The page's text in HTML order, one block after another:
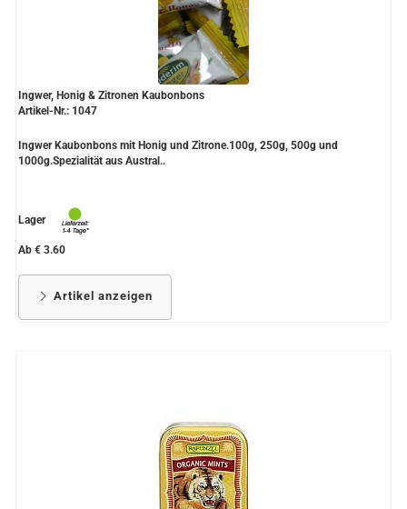
Ingwer, Honig & Zitronen Kaubonbons
Artikel-Nr.: 1047
Ingwer Kaubonbons mit Honig und Zitrone.100g, 250g, 500g und
1000g.Spezialität aus Austral..
Lager
Ab € 3.60
Artikel anzeigen